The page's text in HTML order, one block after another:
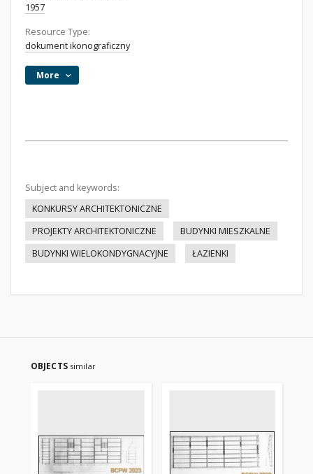
1957
Resource Type:
dokument ikonograficzny
More
Subject and keywords:
KONKURSY ARCHITEKTONICZNE
PROJEKTY ARCHITEKTONICZNE
BUDYNKI MIESZKALNE
BUDYNKI WIELOKONDYGNACYJNE
ŁAZIENKI
OBJECTS similar